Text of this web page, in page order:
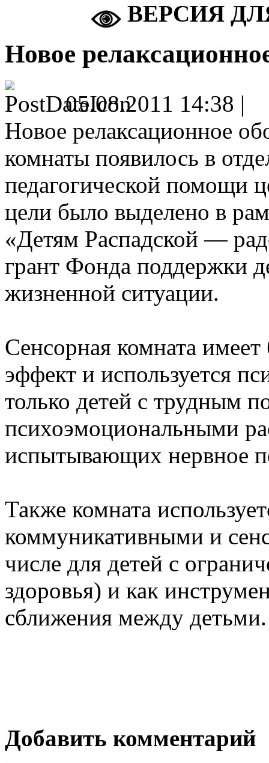
ВЕРСИЯ
Новое
05.08.2011 14:38 |
Новое релаксационное
комнаты появилось в
педагогической помощи
цели было выделено в
«Детям Распадской —
грант Фонда поддержки
жизненной ситуации.
Сенсорная комната
эффект и используется
только детей с трудным
психоэмоциональными
испытывающих нервное
Также комната
коммуникативными и
числе для детей с
здоровья) и как
сближения между детьми.
Добавить комментарий